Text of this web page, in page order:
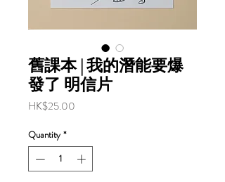
舊課本 | 我的潛能要爆
發了 明信片
HK$25.00
Quantity *